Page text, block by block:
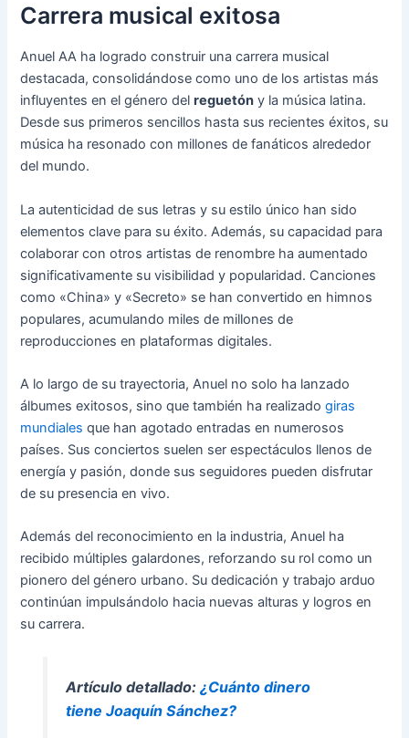
Carrera musical exitosa
Anuel AA ha logrado construir una carrera musical
destacada, consolidándose como uno de los artistas más
influyentes en el género delreguetón y la música latina.
Desde sus primeros sencillos hasta sus recientes éxitos, su
música ha resonado con millones de fanáticos alrededor
del mundo.
La autenticidad de sus letras y su estilo único han sido
elementos clave para su éxito. Además, su capacidad para
colaborar con otros artistas de renombre ha aumentado
significativamente su visibilidad y popularidad. Canciones
como «China» y «Secreto» se han convertido en himnos
populares, acumulando miles de millones de
reproducciones en plataformas digitales.
A lo largo de su trayectoria, Anuel no solo ha lanzado
álbumes exitosos, sino que también ha realizadogiras
mundiales que han agotado entradas en numerosos
países. Sus conciertos suelen ser espectáculos llenos de
energía y pasión, donde sus seguidores pueden disfrutar
de su presencia en vivo.
Además del reconocimiento en la industria, Anuel ha
recibido múltiples galardones, reforzando su rol como un
pionero del género urbano. Su dedicación y trabajo arduo
continúan impulsándolo hacia nuevas alturas y logros en
su carrera.
Artículo detallado: ¿Cuánto dinero
tiene Joaquín Sánchez?